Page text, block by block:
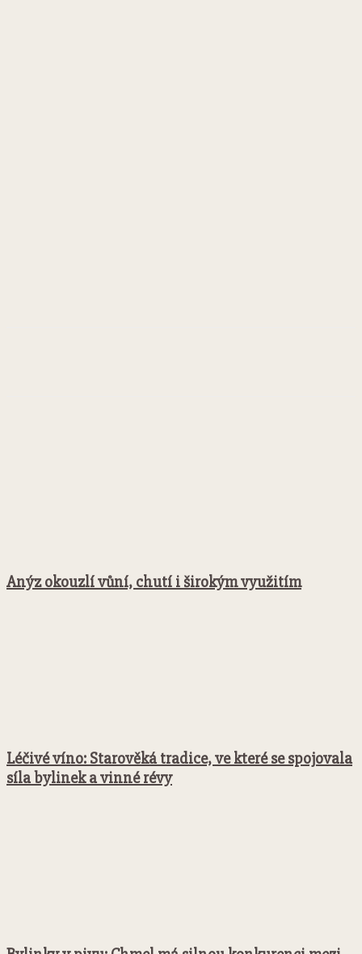
Anýz okouzlí vůní, chutí i širokým využitím
Léčivé víno: Starověká tradice, ve které se spojovala
síla bylinek a vinné révy